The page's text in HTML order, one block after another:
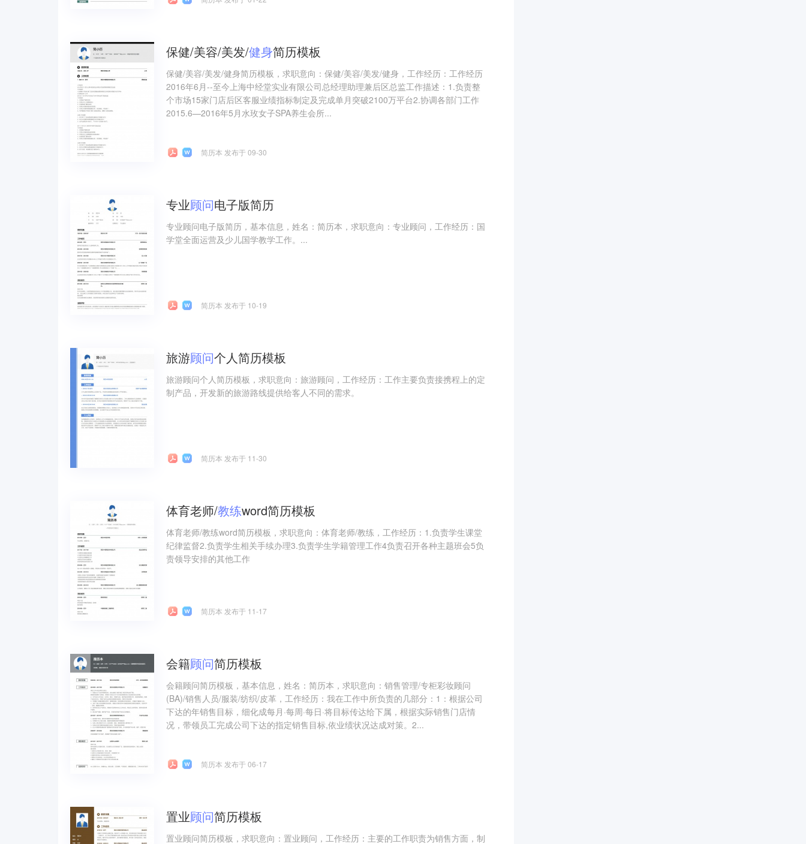
保健/美容/美发/健身简历模板
保健/美容/美发/健身简历模板，求职意向：保健/美容/美发/健身，工作经历：工作经历
2016年6月--至今上海中经堂实业有限公司总经理助理兼后区总监工作描述：1.负责整
个市场15家门店后区客服业绩指标制定及完成单月突破2100万平台2.协调各部门工作
2015.6—2016年5月水玫女子SPA养生会所...
简历本 发布于 09-30
专业顾问电子版简历
专业顾问电子版简历，基本信息，姓名：简历本，求职意向：专业顾问，工作经历：国
学堂全面运营及少儿国学教学工作。...
简历本 发布于 10-19
旅游顾问个人简历模板
旅游顾问个人简历模板，求职意向：旅游顾问，工作经历：工作主要负责接携程上的定
制产品，开发新的旅游路线提供给客人不同的需求。
简历本 发布于 11-30
体育老师/教练word简历模板
体育老师/教练word简历模板，求职意向：体育老师/教练，工作经历：1.负责学生课堂
纪律监督2.负责学生相关手续办理3.负责学生学籍管理工作4负责召开各种主题班会5负
责领导安排的其他工作
简历本 发布于 11-17
会籍顾问简历模板
会籍顾问简历模板，基本信息，姓名：简历本，求职意向：销售管理/专柜彩妆顾问
(BA)/销售人员/服装/纺织/皮革，工作经历：我在工作中所负责的几部分：1：根据公司
下达的年销售目标，细化成每月·每周·每日·将目标传达给下属，根据实际销售门店情
况，带领员工完成公司下达的指定销售目标,依业绩状况达成对策。2...
简历本 发布于 06-17
置业顾问简历模板
置业顾问简历模板，求职意向：置业顾问，工作经历：主要的工作职责为销售方面，制